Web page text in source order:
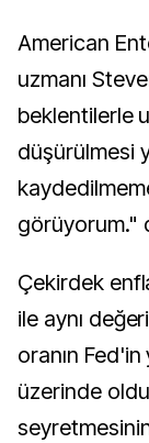
American
uzmanı
beklentilerle
düşürülmesi
görüyorum."
Çekirdek
ile aynı
oranın
üzerinde